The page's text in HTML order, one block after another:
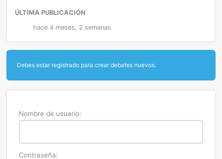
ÚLTIMA PUBLICACIÓN
hace 4 meses, 2 semanas
Debes estar registrado para crear debates nuevos.
Nombre de usuario:
Contraseña: